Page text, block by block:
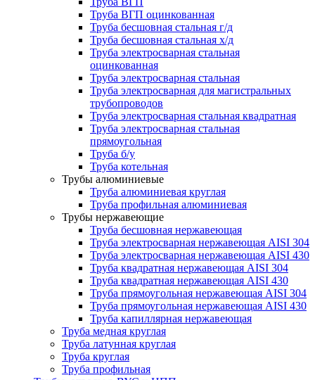
Труба ВГП оцинкованная
Труба бесшовная стальная г/д
Труба бесшовная стальная х/д
Труба электросварная стальная
оцинкованная
Труба электросварная стальная
Труба электросварная для магистральных
трубопроводов
Труба электросварная стальная квадратная
Труба электросварная стальная
прямоугольная
Труба б/у
Труба котельная
Трубы алюминиевые
Труба алюминиевая круглая
Труба профильная алюминиевая
Трубы нержавеющие
Труба бесшовная нержавеющая
Труба электросварная нержавеющая AISI 304
Труба электросварная нержавеющая AISI 430
Труба квадратная нержавеющая AISI 304
Труба квадратная нержавеющая AISI 430
Труба прямоугольная нержавеющая AISI 304
Труба прямоугольная нержавеющая AISI 430
Труба капиллярная нержавеющая
Труба медная круглая
Труба латунная круглая
Труба круглая
Труба профильная